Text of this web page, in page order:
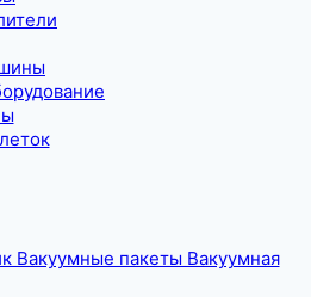
Вакуумные пакеты Вакуумная